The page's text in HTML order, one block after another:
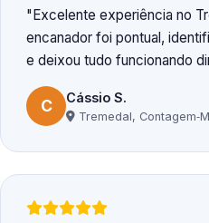
Excelente experiência no
encanador foi pontual,
e deixou tudo funcionando
C Cássio S.
Tremedal,